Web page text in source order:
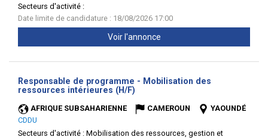
Secteurs d'activité :
Date limite de candidature : 18/08/2026 17:00
Voir l'annonce
Responsable de programme - Mobilisation des
ressources intérieures (H/F)
AFRIQUE SUBSAHARIENNE CAMEROUN
YAOUNDÉ
CDDU
Secteurs d'activité : Mobilisation des ressources, gestion et